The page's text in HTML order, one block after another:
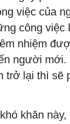
việc của
công việc
nhiệm
người
trở lại thì sẽ
khăn này,